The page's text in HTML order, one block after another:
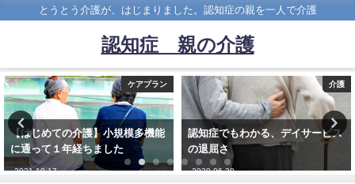
とうとう介護が、はじまりました。認知症の親を一人で介護
認知症 親の介護
ケアプラン
【はじめての介護】小規模多機能
に通って１年経ちました
2021-10-17
介護
認知症でもわかる、デイサービス
の退屈さ
2020-06-29